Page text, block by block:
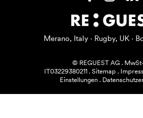
Ressourcen
Über mich
Merano, Italy · Rugby, UK ·
© REGUEST AG .
IT03229380211 . Sitemap .
Einstellungen.